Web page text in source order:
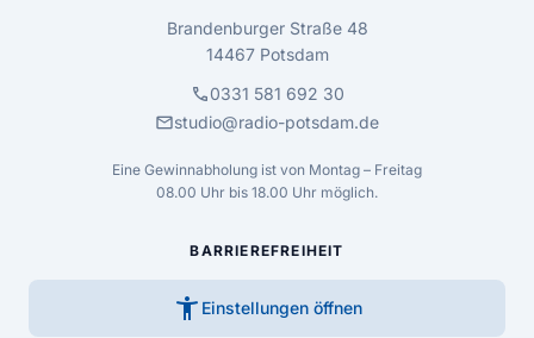
Brandenburger Straße 48
14467 Potsdam
call0331 581 692 30
mailstudio@radio-potsdam.de
Eine Gewinnabholung ist von Montag – Freitag
08.00 Uhr bis 18.00 Uhr möglich.
BARRIEREFREIHEIT
accessibility_new Einstellungen öffnen